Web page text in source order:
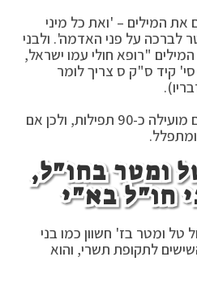
לומר 90 פעמים את המילים – 'ואת כל מיני
לברכה על פני האדמה'. ולבני
את המילים "רופא חולי עמו ישראל,
קיד ס"ק ס צריך לומר
אמירת מילים אלו 90 פעמים מועילה כ-90 תפילות, ולכן אם
ומטר בחו"ל,
חו"ל בא"י
טל ומטר בז' חשוון כמו בני
לתקופת תשרי, והוא